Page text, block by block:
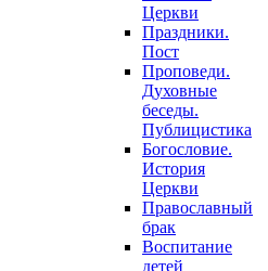
Церкви
Праздники.
Пост
Проповеди.
Духовные
беседы.
Публицистика
Богословие.
История
Церкви
Православный
брак
Воспитание
детей